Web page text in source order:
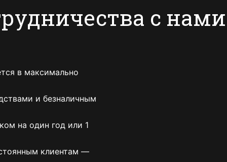
с нами
в максимально
и безналичным
на один год или 1
клиентам —